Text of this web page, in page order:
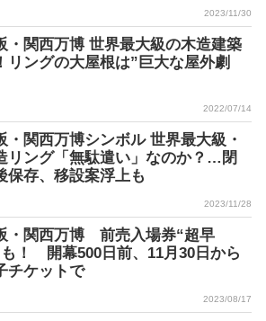
2023/11/30
・関西万博 世界最大級の木造建築
リングの大屋根は”巨大な屋外劇
2022/07/14
・関西万博シンボル 世界最大級・
リング「無駄遣い」なのか？…閉
保存、移設案浮上も
2023/11/28
・関西万博 前売入場券“超早
！ 開幕500日前、11月30日から
チケットで
2023/08/17